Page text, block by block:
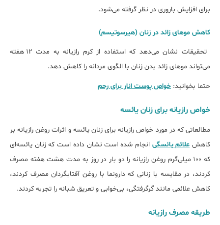
برای افزایش باروری در نظر گرفته می‌شود.
کاهش موهای زائد در زنان (هیرسوتیسم)
تحقیقات نشان می‌دهد که استفاده از کرم رازیانه به مدت ۱۲ هفته
می‌تواند موهای زائد بدن زنان با الگوی مردانه را کاهش دهد.
حتما بخوانید: خواص پوست انار برای رحم
خواص رازیانه برای زنان یائسه
مطالعاتی که در مورد خواص رازیانه برای زنان یائسه و اثرات روغن رازیانه بر
کاهش علائم یائسگی انجام شده است نشان داده است که زنان یائسه‌ای
که ۱۰۰ میلی‌گرم روغن رازیانه را دو بار در روز به مدت هشت هفته مصرف
کردند، در مقایسه با زنانی که دارونما با روغن آفتابگردان مصرف کردند،
کاهش علائمی مانند گرگرفتگی، بی‌خوابی و تعریق شبانه را تجربه کردند.
طریقه مصرف رازیانه